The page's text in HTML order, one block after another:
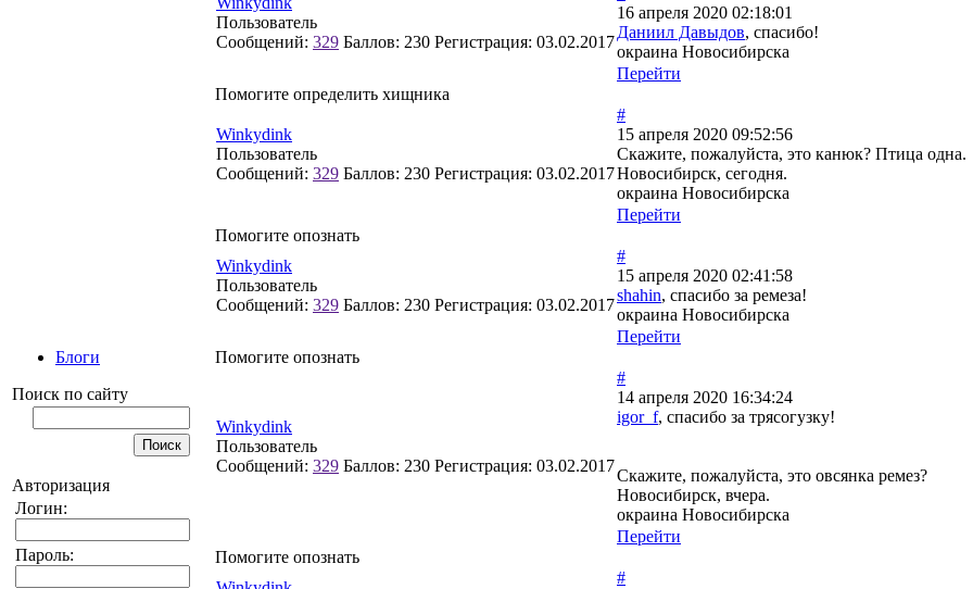
Блоги
Поиск по сайту
Авторизация
Логин:
Пароль:
Пользователь
Сообщений: 329 Баллов: 230 Регистрация: 03.02.2017
16 апреля 2020 02:18:01
Даниил Давыдов, спасибо!
окраина Новосибирска
Перейти
Помогите определить хищника
Winkydink
Пользователь
Сообщений: 329 Баллов: 230 Регистрация: 03.02.2017
#
15 апреля 2020 09:52:56
Скажите, пожалуйста, это канюк? Птица одна.
Новосибирск, сегодня.
окраина Новосибирска
Перейти
Помогите опознать
Winkydink
Пользователь
Сообщений: 329 Баллов: 230 Регистрация: 03.02.2017
#
15 апреля 2020 02:41:58
shahin, спасибо за ремеза!
окраина Новосибирска
Перейти
Помогите опознать
Winkydink
Пользователь
Сообщений: 329 Баллов: 230 Регистрация: 03.02.2017
#
14 апреля 2020 16:34:24
igor_f, спасибо за трясогузку!
Скажите, пожалуйста, это овсянка ремез?
Новосибирск, вчера.
окраина Новосибирска
Перейти
Помогите опознать
#